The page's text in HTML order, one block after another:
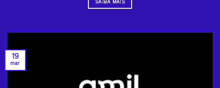
SAIBA MAIS
19
mar